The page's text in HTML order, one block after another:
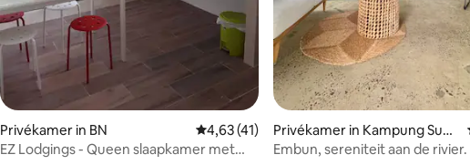
Privékamer in BN Gemiddelde beoordeling van 4,63 uit 5, 41
4,63 (41)
EZ Lodgings - Queen slaapkamer met
Privékamer in Kampung Sung
ai Matan
Embun, sereniteit aan de rivier.